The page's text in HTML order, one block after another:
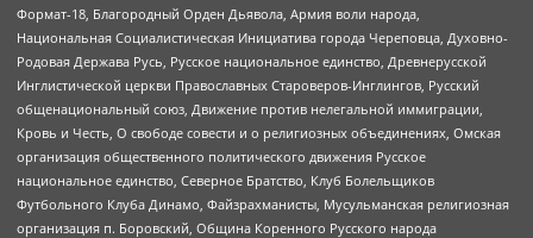
Формат-18, Благородный Орден Дьявола, Армия воли народа,
Национальная Социалистическая Инициатива города Череповца, Духовно-
Родовая Держава Русь, Русское национальное единство, Древнерусской
Инглистической церкви Православных Староверов-Инглингов, Русский
общенациональный союз, Движение против нелегальной иммиграции,
Кровь и Честь, О свободе совести и о религиозных объединениях, Омская
организация общественного политического движения Русское
национальное единство, Северное Братство, Клуб Болельщиков
Футбольного Клуба Динамо, Файзрахманисты, Мусульманская религиозная
организация п. Боровский, Община Коренного Русского народа